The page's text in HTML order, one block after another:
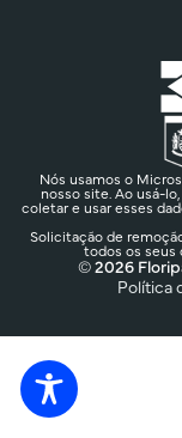
Nós usamos o
nosso site. Ao usá-
coletar e usar esses
Solicitação de
todos os seus
© 2026
Política